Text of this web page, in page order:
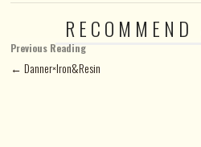
Previous Reading
← Danner×Iron&Resin